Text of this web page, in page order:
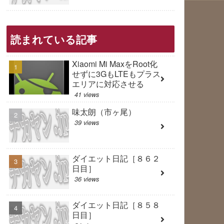
読まれている記事
Xiaomi Mi MaxをRoot化
せずに3GもLTEもプラス
エリアに対応させる
41 views
味太朗（市ヶ尾）
39 views
ダイエット日記［８６２
日目］
36 views
ダイエット日記［８５８
日目］